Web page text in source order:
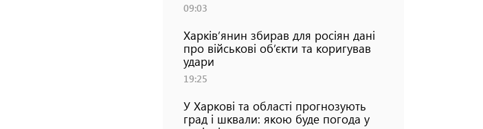
09:03
Харків’янин збирав для росіян дані
про військові об’єкти та коригував
удари
19:25
У Харкові та області прогнозують
град і шквали: якою буде погода у